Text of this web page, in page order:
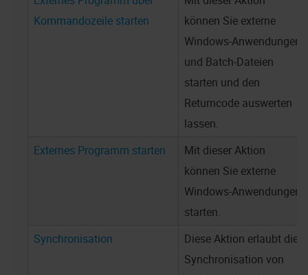
Kommandozeile starten
können Sie externe
Windows-Anwendungen
und Batch-Dateien
starten und den
Returncode auswerten
lassen.
Externes Programm starten
Mit dieser Aktion
können Sie externe
Windows-Anwendungen
starten.
Synchronisation
Diese Aktion erlaubt die
Synchronisation von